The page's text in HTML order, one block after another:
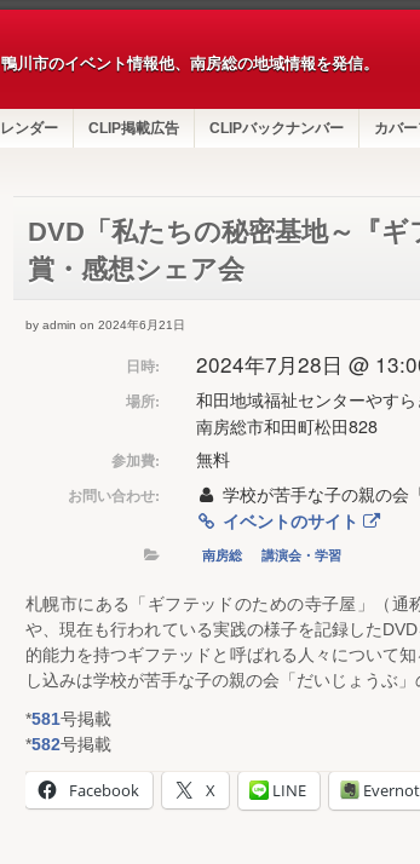
川市のイベント情報他、南房総の地域情報を発信。
ンダー CLIP掲載広告 CLIPバックナンバー カバ
DVD「私たちの秘密基地～『
賞・感想シェア会
by admin on 2024年6月21日
日時: 2024年7月28日 @
場所:
和田地域福祉センターやす
南房総市和田町松田828
参加費: 無料
お問い合わせ:
学校が苦手な子の親の会
イベントのサイト
南房総 講演会・学習
札幌市にある「ギフテッドのための寺子屋」（
や、現在も行われている実践の様子を記録した
的能力を持つギフテッドと呼ばれる人々について
し込みは学校が苦手な子の親の会「だいじょうぶ」
*581号掲載
*582号掲載
Facebook X LINE